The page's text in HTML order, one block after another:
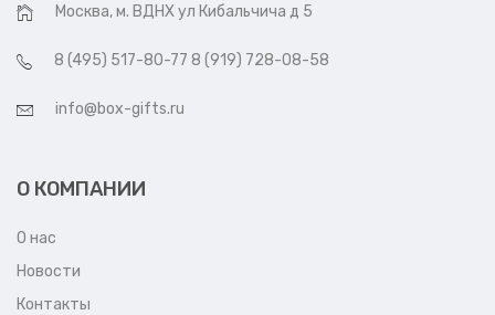
Москва, м. ВДНХ ул Кибальчича д 5
8 (495) 517-80-77 8 (919) 728-08-58
info@box-gifts.ru
О КОМПАНИИ
О нас
Новости
Контакты